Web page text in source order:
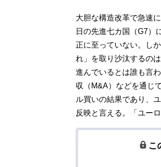
大胆な構造改革で急速
日の先進七カ国（G7）
正に至っていない。し
れ」を取り沙汰するの
進んでいるとは誰も言
収（M&A）などを通じ
ル買いの結果であり、
反映と言える。「ユー
こ